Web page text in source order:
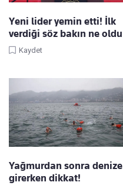
Yeni lider yemin etti! İlk
verdiği söz bakın ne oldu
Kaydet
Yağmurdan sonra denize
girerken dikkat!